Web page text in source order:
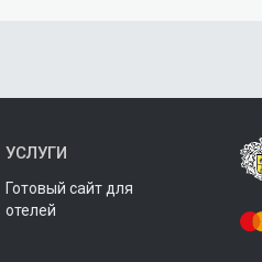
УСЛУГИ
Готовый сайт для
отелей